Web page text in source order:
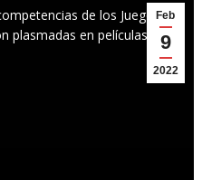
Feb
9
2022
de los Juegos
plasmadas en películas,